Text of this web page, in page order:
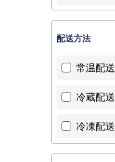
配送方法
常温配送
冷蔵配送
冷凍配送